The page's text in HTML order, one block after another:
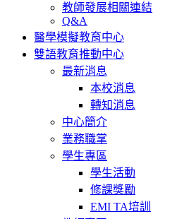
教師發展相關連結
Q&A
醫學模擬教育中心
雙語教育推動中心
最新消息
本校消息
轉知消息
中心簡介
業務職掌
學生專區
學生活動
修課獎勵
EMI TA培訓